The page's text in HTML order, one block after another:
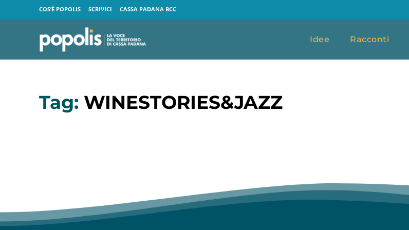
COS’È POPOLIS SCRIVICI CASSA PADANA BCC
Idee Racconti
Tag: WINESTORIES&JAZZ